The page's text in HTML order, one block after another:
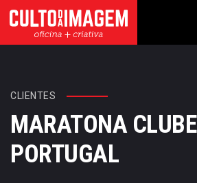
CLIENTES
MARATONA CLUBE
PORTUGAL